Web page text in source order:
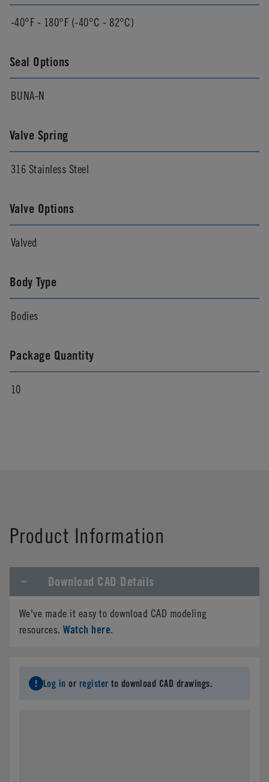
-40°F - 180°F (-40°C - 82°C)
Seal Options
BUNA-N
Valve Spring
316 Stainless Steel
Valve Options
Valved
Body Type
Bodies
Package Quantity
10
Product Information
Download CAD Details
We've made it easy to download CAD modeling
resources.Watch here.
Log in or register to download CAD drawings.